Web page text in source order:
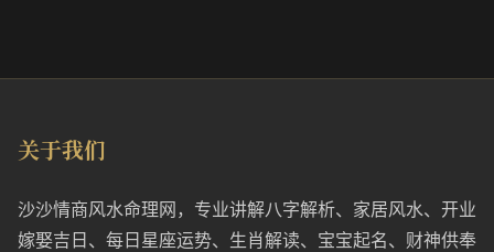
关于我们
沙沙情商风水命理网，专业讲解八字解析、家居风水、开业
嫁娶吉日、每日星座运势、生肖解读、宝宝起名、财神供奉